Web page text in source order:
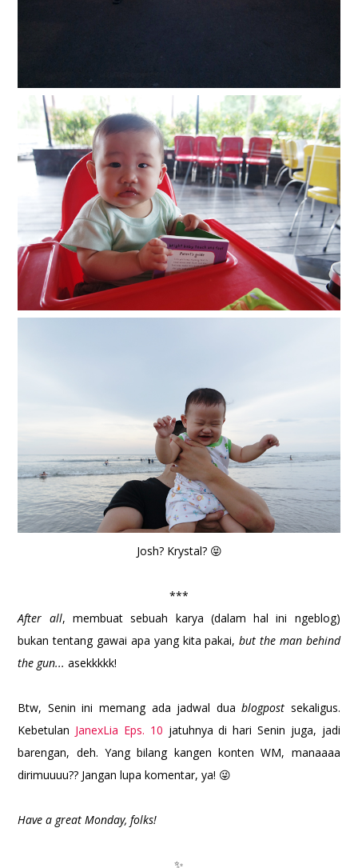
Josh? Krystal? 😝
***
After all, membuat sebuah karya (dalam hal ini ngeblog)
bukan tentang gawai apa yang kita pakai,but the man behind
the gun...asekkkkk!
Btw, Senin ini memang ada jadwal duablogpost sekaligus.
Kebetulan JanexLia Eps. 10 jatuhnya di hari Senin juga, jadi
barengan, deh. Yang bilang kangen konten WM, manaaaa
dirimuuuu?? Jangan lupa komentar, ya! 😜
Have a great Monday, folks!
✨